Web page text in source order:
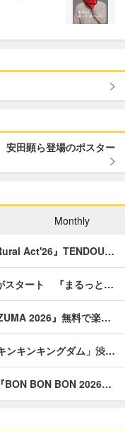
安田顕ら登場のポスター
Monthly
Act'26』TENDOU…
スタート 『まるっと…
2026』無料で楽…
ンキンキングダム」渋…
BON BON BON 2026…